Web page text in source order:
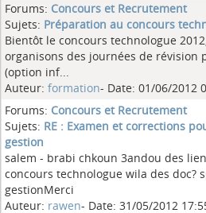
Forums: Concours et Recrutement
Sujets: Préparation au concours
Bientôt le concours technologue
organisons des journées de
(option inf...
Auteur: formation- Date: 01/06/2012
Forums: Concours et Recrutement
Sujets: RE : Examen et corrections
gestion
salem - brabi chkoun 3andou des
concours technologue wila des doc?
gestionMerci
Auteur: rawen- Date: 31/05/2012